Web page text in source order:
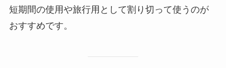
短期間の使用や旅行用として割り切って使うのが
おすすめです。